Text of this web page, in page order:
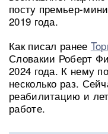
посту премьер-
2019 года.
Как писал ранее
Словакии Роберт
2024 года. К нему
несколько раз.
реабилитацию и
работе.